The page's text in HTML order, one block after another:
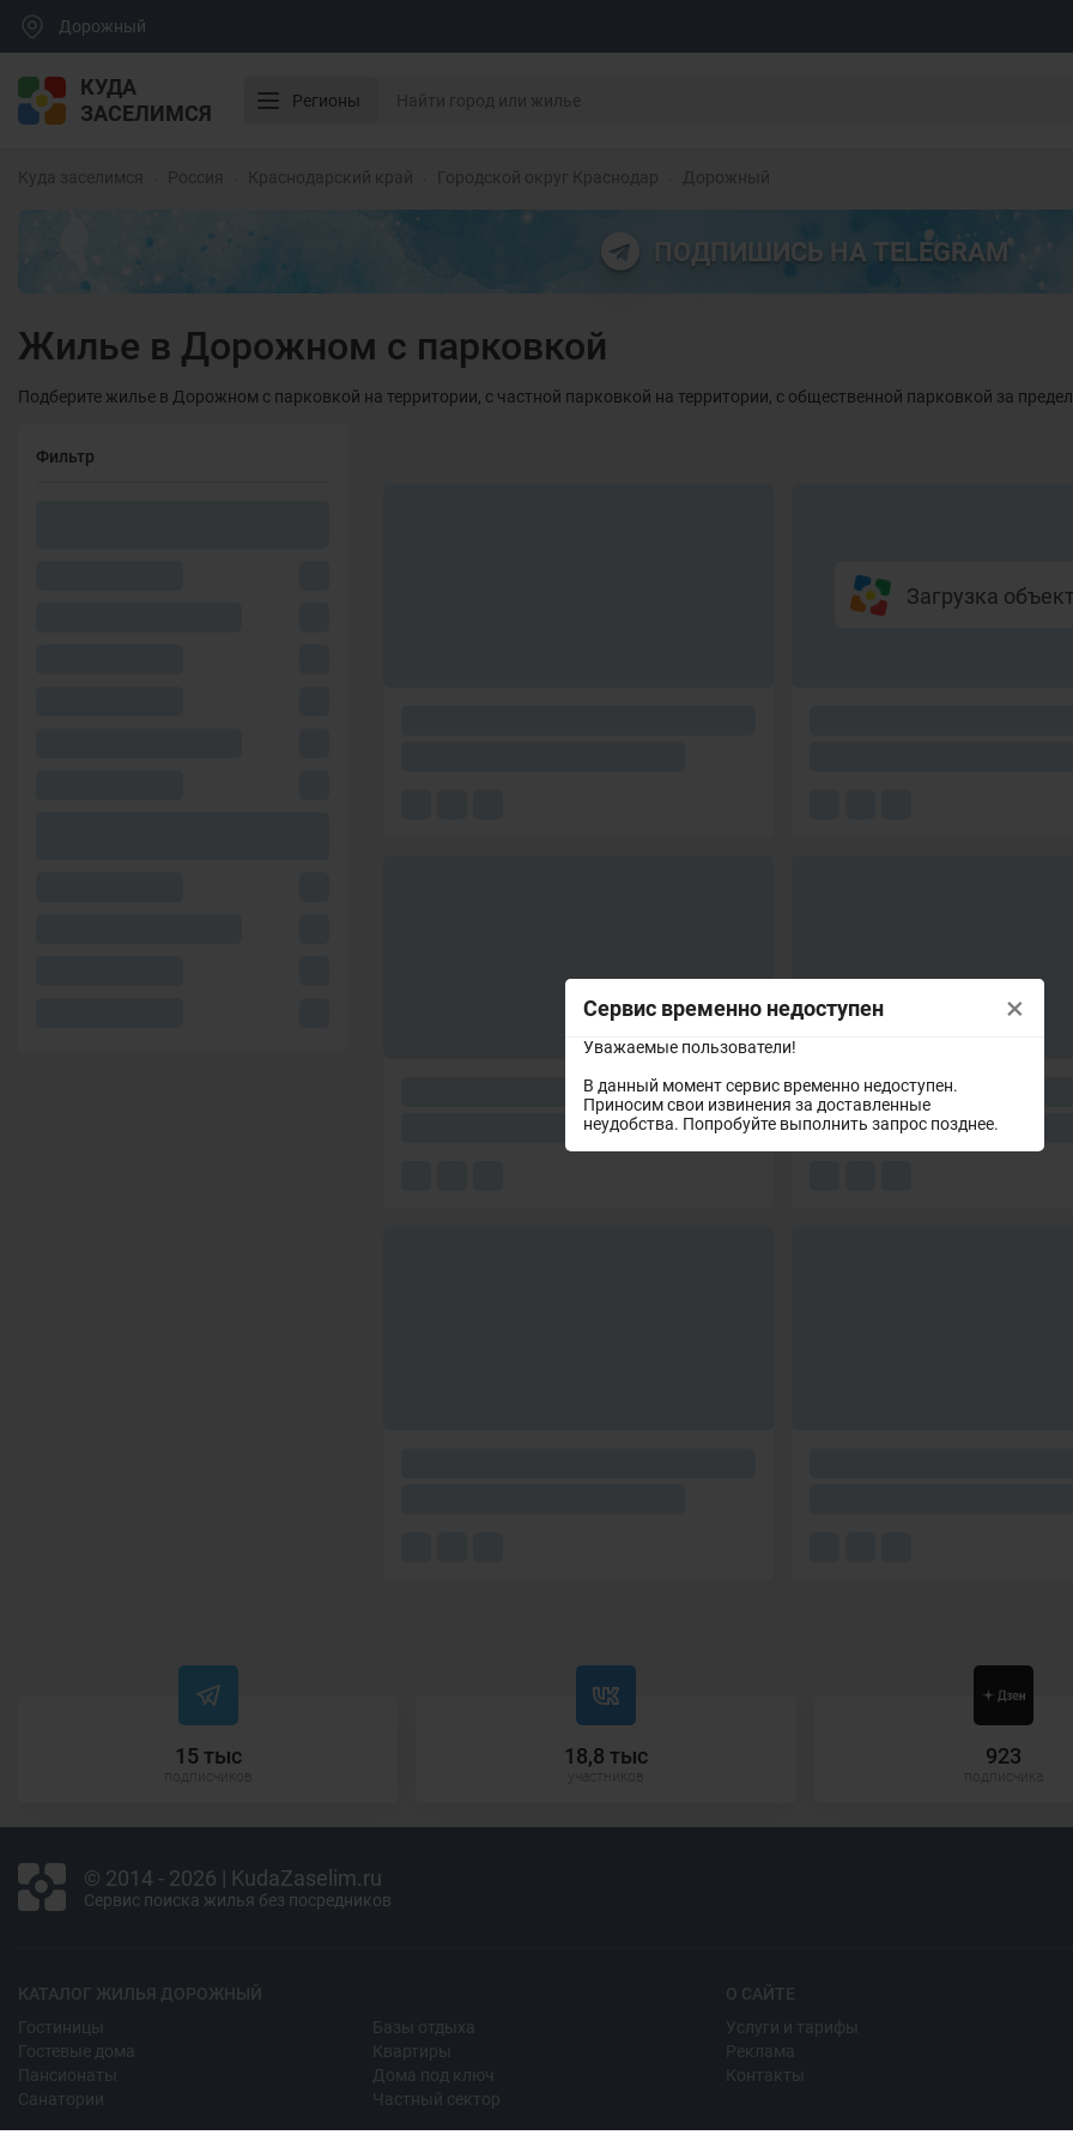
Сервис временно недоступен
Уважаемые пользователи!
В данный момент сервис временно недоступен.
Приносим свои извинения за доставленные
неудобства. Попробуйте выполнить запрос позднее.
×
Дорожный
КУДА
ЗАСЕЛИМСЯ
Регионы
Куда заселимся Россия Краснодарский край Городской округ Краснодар Дорожный
ПОДПИШИСЬ НА TELEGRAM
Жилье в Дорожном с парковкой
Подберите жилье в Дорожном с парковкой на территории, с частной парковкой на территории, с общественной парковкой за
Фильтр
Загрузка
15 тыс 18,8 тыс 923
© 2014 - 2026 | KudaZaselim.ru
Сервис поиска жилья без посредников
КАТАЛОГ ЖИЛЬЯ ДОРОЖНЫЙ
Гостиницы
Гостевые дома
Пансионаты
Санатории
Базы отдыха
Квартиры
Дома под ключ
Частный сектор
О САЙТЕ
Услуги и тарифы
Реклама
Контакты